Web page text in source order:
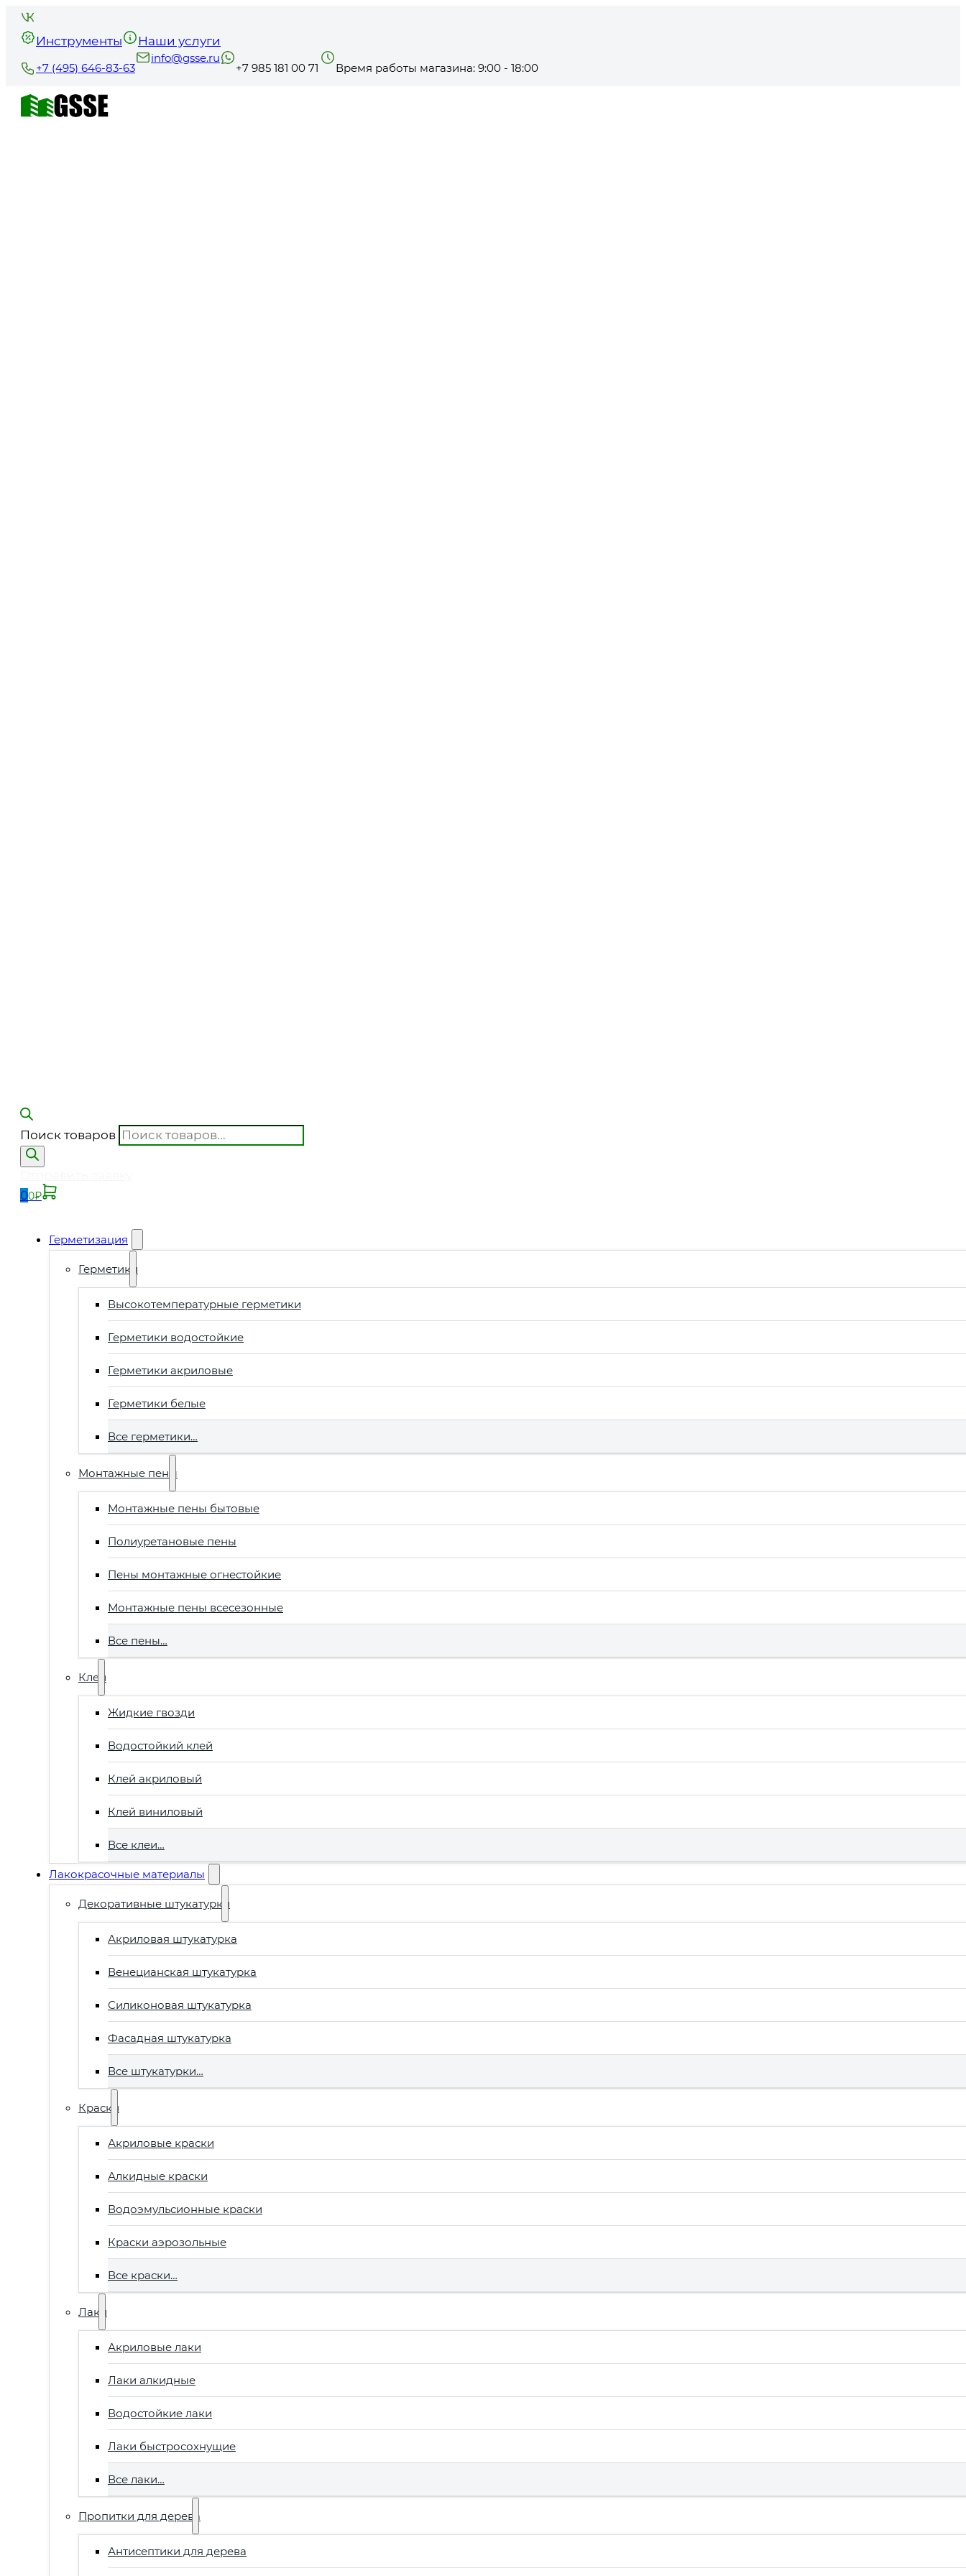
Инструменты Наши услуги
+7 (495) 646-83-63
info@gsse.ru
+7 985 181 00 71 Время работы магазина: 9:00 - 18:00
Поиск товаров
00₽
Герметизация
Герметики
Высокотемпературные герметики
Герметики водостойкие
Герметики акриловые
Герметики белые
Все герметики…
Монтажные пены
Монтажные пены бытовые
Полиуретановые пены
Пены монтажные огнестойкие
Монтажные пены всесезонные
Все пены…
Клеи
Жидкие гвозди
Водостойкий клей
Клей акриловый
Клей виниловый
Все клеи…
Лакокрасочные материалы
Декоративные штукатурки
Акриловая штукатурка
Венецианская штукатурка
Силиконовая штукатурка
Фасадная штукатурка
Все штукатурки…
Краски
Акриловые краски
Алкидные краски
Водоэмульсионные краски
Краски аэрозольные
Все краски…
Лаки
Акриловые лаки
Лаки алкидные
Водостойкие лаки
Лаки быстросохнущие
Все лаки…
Пропитки для дерева
Антисептики для дерева